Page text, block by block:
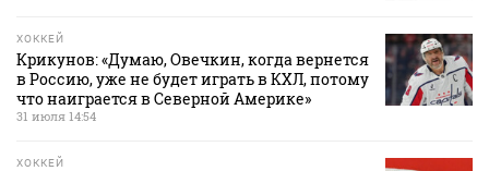
ХОККЕЙ
Крикунов: «Думаю, Овечкин, когда вернется
в Россию, уже не будет играть в КХЛ, потому
что наиграется в Северной Америке»
31 июля 14:54
ХОККЕЙ